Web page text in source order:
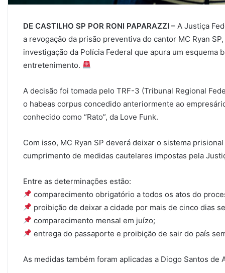
DE CASTILHO SP POR RONI PAPARAZZI – A Justiça
a revogação da prisão preventiva do cantor MC Ryan
investigação da Polícia Federal que apura um esquema
entretenimento.
A decisão foi tomada pelo TRF-3 (Tribunal Regional
o habeas corpus concedido anteriormente ao
conhecido como “Rato”, da Love Funk.
Com isso, MC Ryan SP deverá deixar o sistema
cumprimento de medidas cautelares impostas pela
Entre as determinações estão:
comparecimento obrigatório a todos os atos do
proibição de deixar a cidade por mais de cinco dias
comparecimento mensal em juízo;
entrega do passaporte e proibição de sair do país
As medidas também foram aplicadas a Diogo Santos de